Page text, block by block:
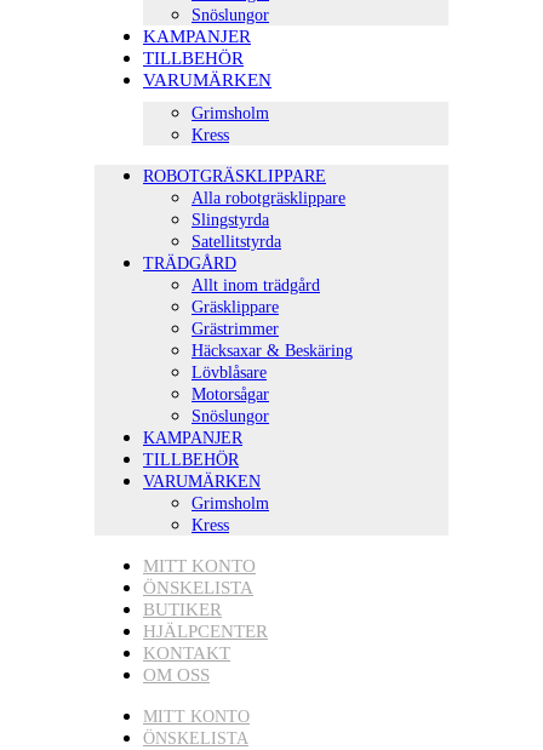
Snöslungor
KAMPANJER
TILLBEHÖR
VARUMÄRKEN
Grimsholm
Kress
ROBOTGRÄSKLIPPARE
Alla robotgräsklippare
Slingstyrda
Satellitstyrda
TRÄDGÅRD
Allt inom trädgård
Gräsklippare
Grästrimmer
Häcksaxar & Beskäring
Lövblåsare
Motorsågar
Snöslungor
KAMPANJER
TILLBEHÖR
VARUMÄRKEN
Grimsholm
Kress
MITT KONTO
ÖNSKELISTA
BUTIKER
HJÄLPCENTER
KONTAKT
OM OSS
MITT KONTO
ÖNSKELISTA